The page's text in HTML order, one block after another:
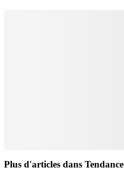
Plus d'articles dans Tendance